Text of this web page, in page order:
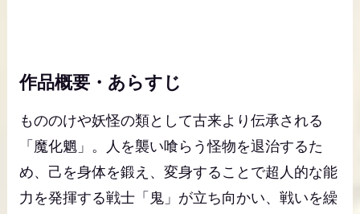
作品概要・あらすじ
もののけや妖怪の類として古来より伝承される
「魔化魍」。人を襲い喰らう怪物を退治するた
め、己を身体を鍛え、変身することで超人的な能
力を発揮する戦士「鬼」が立ち向かい、戦いを繰